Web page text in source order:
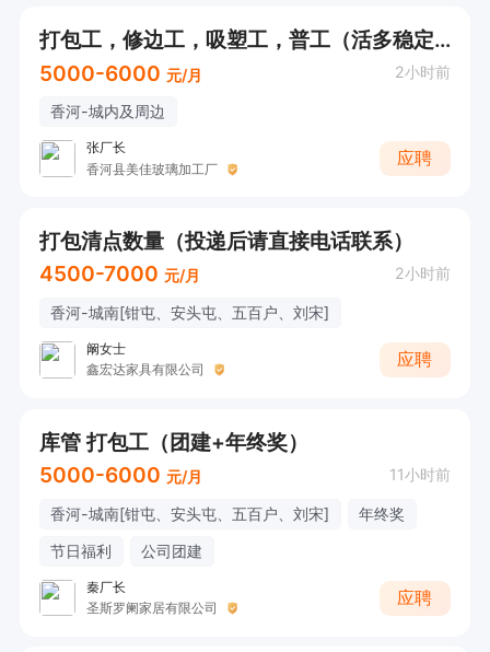
打包工，修边工，吸塑工，普工（活多稳定+多劳多得）投递后请直接电话联系
5000-6000 元/月 2小时前
香河-城内及周边
张厂长
香河县美佳玻璃加工厂
应聘
打包清点数量（投递后请直接电话联系）
4500-7000 元/月 2小时前
香河-城南[钳屯、安头屯、五百户、刘宋]
阚女士
鑫宏达家具有限公司
应聘
库管 打包工（团建+年终奖）
5000-6000 元/月 11小时前
香河-城南[钳屯、安头屯、五百户、刘宋]
年终奖
节日福利
公司团建
秦厂长
圣斯罗阑家居有限公司
应聘